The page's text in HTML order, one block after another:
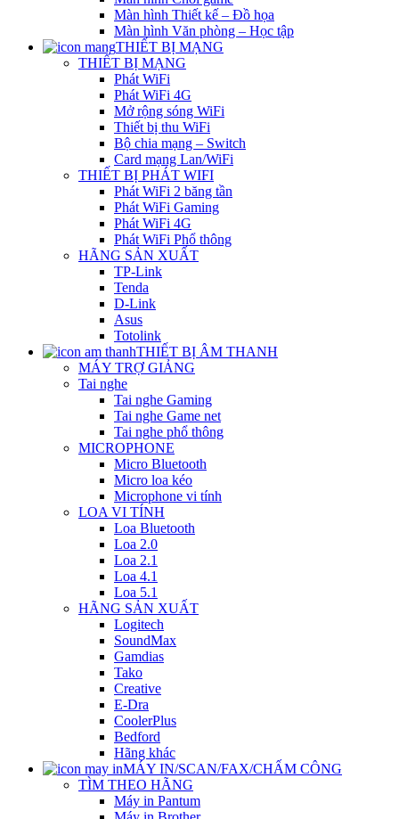
Màn hình Thiết kế – Đồ họa
Màn hình Văn phòng – Học tập
THIẾT BỊ MẠNG
THIẾT BỊ MẠNG
Phát WiFi
Phát WiFi 4G
Mở rộng sóng WiFi
Thiết bị thu WiFi
Bộ chia mạng – Switch
Card mạng Lan/WiFi
THIẾT BỊ PHÁT WIFI
Phát WiFi 2 băng tần
Phát WiFi Gaming
Phát WiFi 4G
Phát WiFi Phổ thông
HÃNG SẢN XUẤT
TP-Link
Tenda
D-Link
Asus
Totolink
THIẾT BỊ ÂM THANH
MÁY TRỢ GIẢNG
Tai nghe
Tai nghe Gaming
Tai nghe Game net
Tai nghe phổ thông
MICROPHONE
Micro Bluetooth
Micro loa kéo
Microphone vi tính
LOA VI TÍNH
Loa Bluetooth
Loa 2.0
Loa 2.1
Loa 4.1
Loa 5.1
HÃNG SẢN XUẤT
Logitech
SoundMax
Gamdias
Tako
Creative
E-Dra
CoolerPlus
Bedford
Hãng khác
MÁY IN/SCAN/FAX/CHẤM CÔNG
TÌM THEO HÃNG
Máy in Pantum